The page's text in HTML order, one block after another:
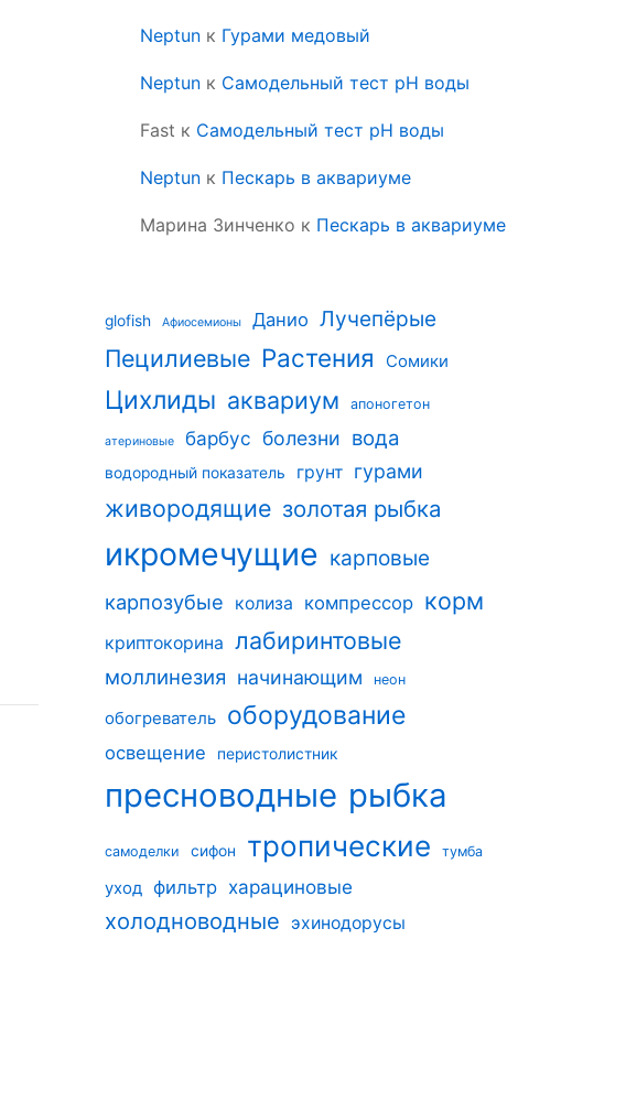
Neptun к Гурами медовый
Neptun к Самодельный тест pH воды
Fast к Самодельный тест pH воды
Neptun к Пескарь в аквариуме
Марина Зинченко к Пескарь в аквариуме
glofish Афиосемионы Данио Лучепёрые
Пецилиевые Растения Сомики
Цихлиды аквариум апоногетон
атериновые барбус болезни вода
водородный показатель грунт гурами
живородящие золотая рыбка
икромечущие карповые
карпозубые колиза компрессор корм
криптокорина лабиринтовые
моллинезия начинающим неон
обогреватель оборудование
освещение перистолистник
пресноводные рыбка
самоделки сифон тропические тумба
уход фильтр харациновые
холодноводные эхинодорусы